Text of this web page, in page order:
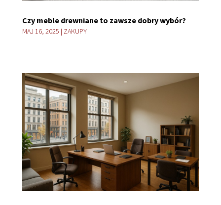
Czy meble drewniane to zawsze dobry wybór?
MAJ 16, 2025 | ZAKUPY